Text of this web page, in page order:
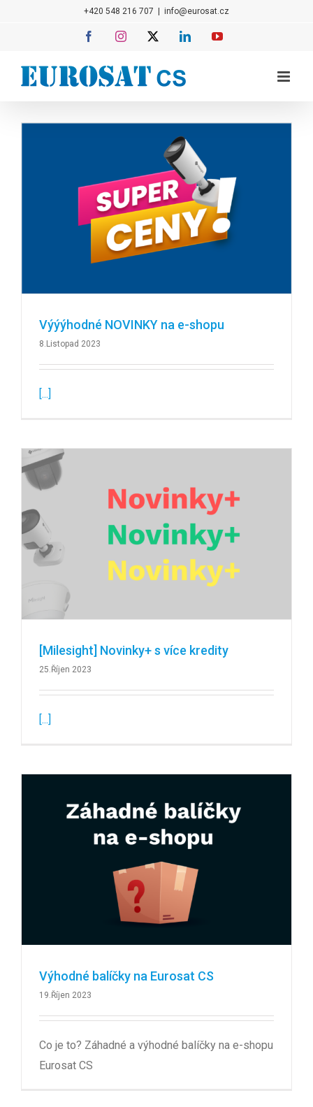
+420 548 216 707 info@eurosat.cz
FacebookInstagram LinkedInYouTube
Výýýhodné NOVINKY na e-shopu
8.Listopad 2023
[...]
[Milesight] Novinky+ s více kredity
25.Říjen 2023
[...]
Výhodné balíčky na Eurosat CS
19.Říjen 2023
Co je to? Záhadné a výhodné balíčky na e-shopu
Eurosat CS